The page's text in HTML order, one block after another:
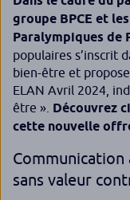
groupe BPCE et
Paralympiques de
populaires s’inscrit
bien-être et
ELAN Avril 2024,
être ». Découvrez
cette nouvelle
sans valeur